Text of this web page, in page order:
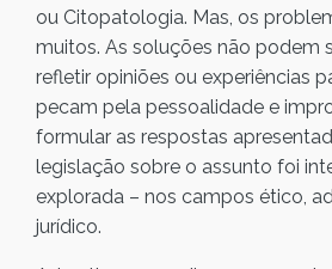
ou Citopatologia. Mas, os
muitos. As soluções não podem
refletir opiniões ou experiências
pecam pela pessoalidade e
formular as respostas
legislação sobre o assunto foi
explorada – nos campos ético,
jurídico.